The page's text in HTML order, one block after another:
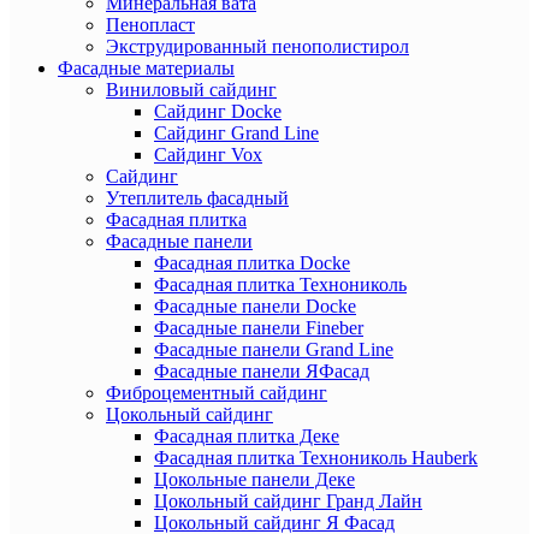
Пенопласт
Экструдированный пенополистирол
Фасадные материалы
Виниловый сайдинг
Сайдинг Docke
Сайдинг Grand Line
Сайдинг Vox
Сайдинг
Утеплитель фасадный
Фасадная плитка
Фасадные панели
Фасадная плитка Docke
Фасадная плитка Технониколь
Фасадные панели Docke
Фасадные панели Fineber
Фасадные панели Grand Line
Фасадные панели ЯФасад
Фиброцементный сайдинг
Цокольный сайдинг
Фасадная плитка Деке
Фасадная плитка Технониколь Hauberk
Цокольные панели Деке
Цокольный сайдинг Гранд Лайн
Цокольный сайдинг Я Фасад